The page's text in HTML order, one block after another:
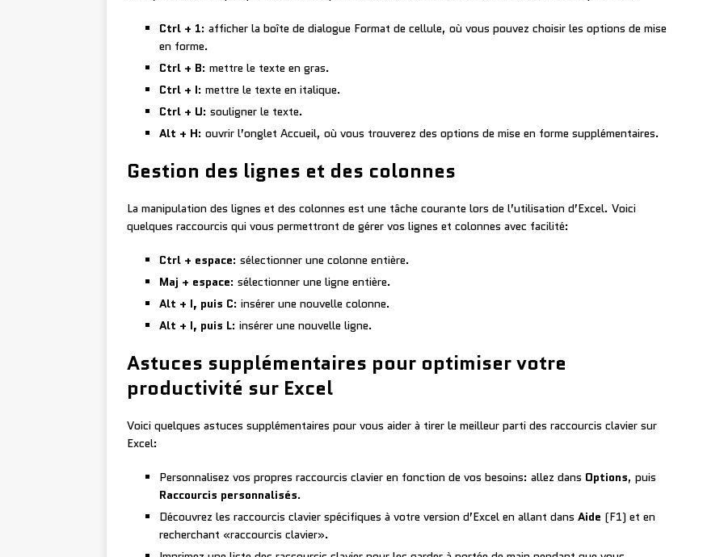
Ctrl + 1: afficher la boîte de dialogue Format de cellule, où vous pouvez choisir les options de mise
en forme.
Ctrl + B: mettre le texte en gras.
Ctrl + I: mettre le texte en italique.
Ctrl + U: souligner le texte.
Alt + H: ouvrir l’onglet Accueil, où vous trouverez des options de mise en forme supplémentaires.
Gestion des lignes et des colonnes
La manipulation des lignes et des colonnes est une tâche courante lors de l’utilisation d’Excel. Voici
quelques raccourcis qui vous permettront de gérer vos lignes et colonnes avec facilité:
Ctrl + espace: sélectionner une colonne entière.
Maj + espace: sélectionner une ligne entière.
Alt + I, puis C: insérer une nouvelle colonne.
Alt + I, puis L: insérer une nouvelle ligne.
Astuces supplémentaires pour optimiser votre
productivité sur Excel
Voici quelques astuces supplémentaires pour vous aider à tirer le meilleur parti des raccourcis clavier sur
Excel:
Personnalisez vos propres raccourcis clavier en fonction de vos besoins: allez dans Options, puis
Raccourcis personnalisés.
Découvrez les raccourcis clavier spécifiques à votre version d’Excel en allant dans Aide (F1) et en
recherchant «raccourcis clavier».